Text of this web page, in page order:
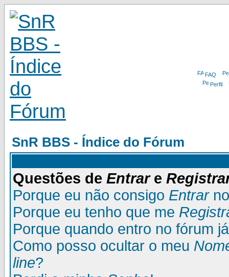
FAQ
Perfil
SnR BBS - Índice do Fórum
Questões de Entrare
Porque eu não consigo Entrar
Porque eu tenho que me
Porque quando entro no fórum
Como posso ocultar o meu
line?